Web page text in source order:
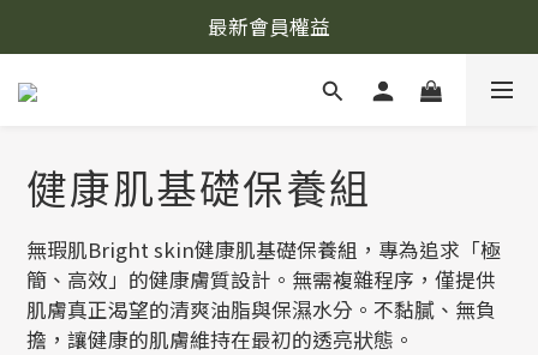
最新會員權益
健康肌基礎保養組
無瑕肌Bright skin健康肌基礎保養組，專為追求「極
簡、高效」的健康膚質設計。無需複雜程序，僅提供
肌膚真正渴望的清爽油脂與保濕水分。不黏膩、無負
擔，讓健康的肌膚維持在最初的透亮狀態。